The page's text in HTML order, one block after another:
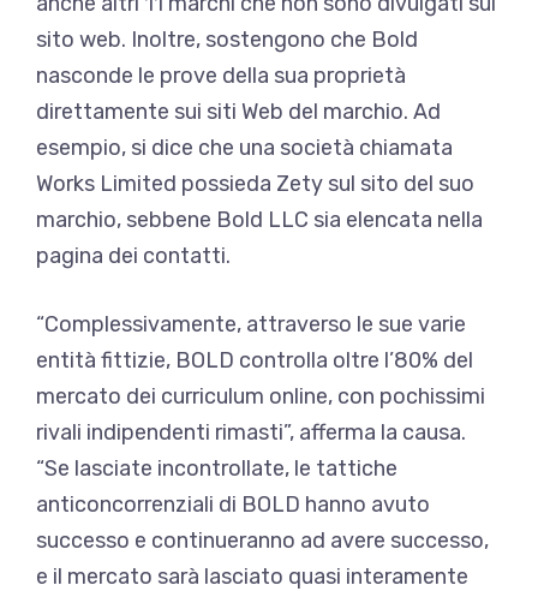
sito web. Inoltre, sostengono che Bold
nasconde le prove della sua proprietà
direttamente sui siti Web del marchio. Ad
esempio, si dice che una società chiamata
Works Limited possieda Zety sul sito del suo
marchio, sebbene Bold LLC sia elencata nella
pagina dei contatti.
“Complessivamente, attraverso le sue varie
entità fittizie, BOLD controlla oltre l’80% del
mercato dei curriculum online, con pochissimi
rivali indipendenti rimasti”, afferma la causa.
“Se lasciate incontrollate, le tattiche
anticoncorrenziali di BOLD hanno avuto
successo e continueranno ad avere successo,
e il mercato sarà lasciato quasi interamente